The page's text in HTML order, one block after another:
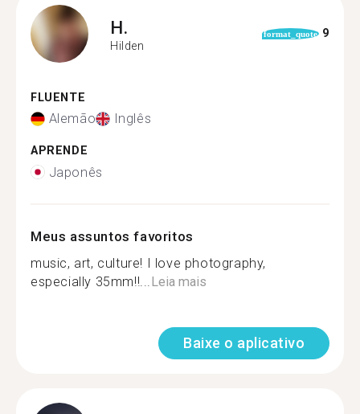
H.
Hilden
format_quote 9
FLUENTE
Alemão Inglês
APRENDE
Japonês
Meus assuntos favoritos
music, art, culture! I love photography,
especially 35mm!!... Leia mais
Baixe o aplicativo